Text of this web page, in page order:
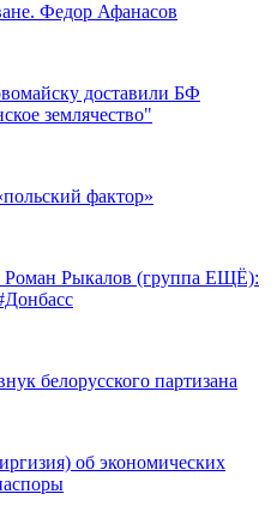
Федор Афанасов
доставили БФ
землячество"
фактор»
Рыкалов (группа ЕЩЁ):
белорусского партизана
об экономических